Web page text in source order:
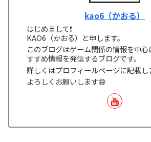
kao6（かおる）
はじめまして❗
KAO6（かおる）と申します。
このブログはゲーム関係の情報を中
すすめ情報を発信するブログです。
詳しくはプロフィールページに記載し
よろしくお願いします😄